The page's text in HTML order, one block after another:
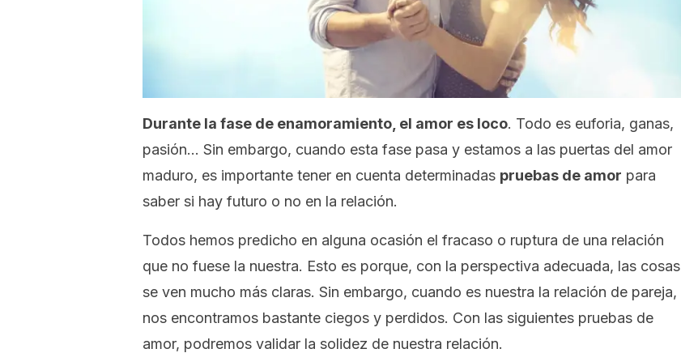
Durante la fase de enamoramiento, el amor es loco. Todo es euforia, ganas,
pasión… Sin embargo, cuando esta fase pasa y estamos a las puertas del amor
maduro, es importante tener en cuenta determinadas pruebas de amor para
saber si hay futuro o no en la relación.
Todos hemos predicho en alguna ocasión el fracaso o ruptura de una relación
que no fuese la nuestra. Esto es porque, con la perspectiva adecuada, las cosas
se ven mucho más claras. Sin embargo, cuando es nuestra la relación de pareja,
nos encontramos bastante ciegos y perdidos. Con las siguientes pruebas de
amor, podremos validar la solidez de nuestra relación.